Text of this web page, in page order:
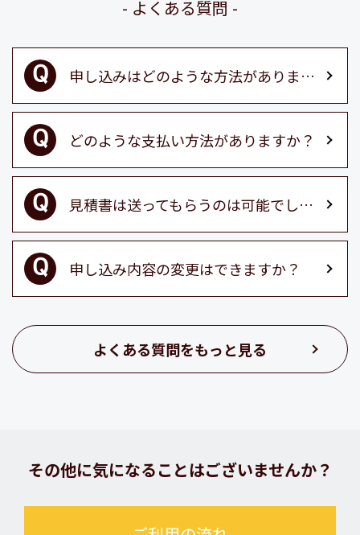
よくある質問
申し込みはどのような方法がありますか？
どのような支払い方法がありますか？
見積書は送ってもらうのは可能でしょうか？
申し込み内容の変更はできますか？
よくある質問をもっと見る
その他に気になることはございませんか？